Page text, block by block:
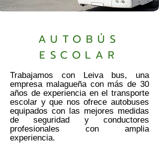
AUTOBÚS
ESCOLAR
Trabajamos con Leiva bus, una
empresa malagueña con más de 30
años de experiencia en el transporte
escolar y que nos ofrece autobuses
equipados con las mejores medidas
de seguridad y conductores
profesionales con amplia
experiencia.